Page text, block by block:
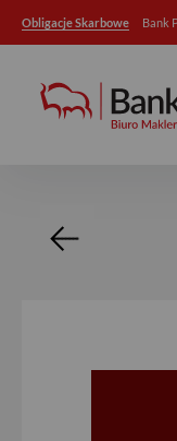
Obligacje Skarbowe Bank